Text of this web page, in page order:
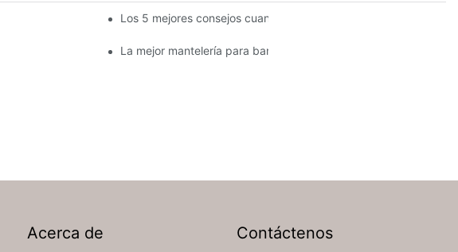
Los 5 mejores consejos cuando se trata de mantelería para
La mejor mantelería para banquetes, mantelería para
Acerca de Contáctenos